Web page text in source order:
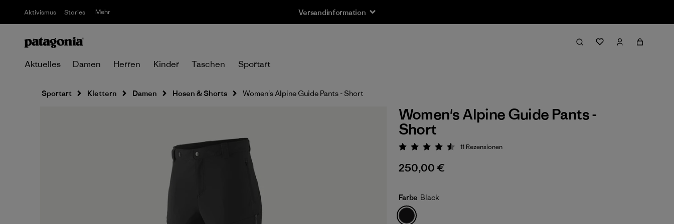
Aktivismus Stories Mehr Versandinformation
Aktuelles Damen Herren Kinder Taschen Sportart
Sportart Klettern Damen Hosen & Shorts Women's Alpine Guide Pants - Short
Women's Alpine Guide Pants -
Short
Bewertung: 4.5 / 5
11 Rezensionen
250,00 €
Farbe Black